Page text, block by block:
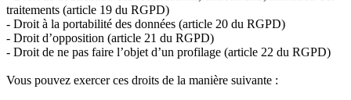
traitements (article 19 du RGPD)
- Droit à la portabilité des données (article 20 du RGPD)
- Droit d’opposition (article 21 du RGPD)
- Droit de ne pas faire l’objet d’un profilage (article 22 du RGPD)
Vous pouvez exercer ces droits de la manière suivante :